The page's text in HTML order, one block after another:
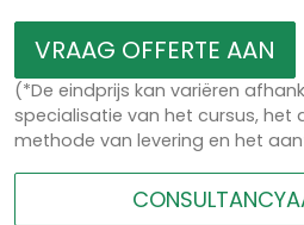
VRAAG OFFERTE AAN
(*De eindprijs kan variëren
specialisatie van het cursus, het
methode van levering en het